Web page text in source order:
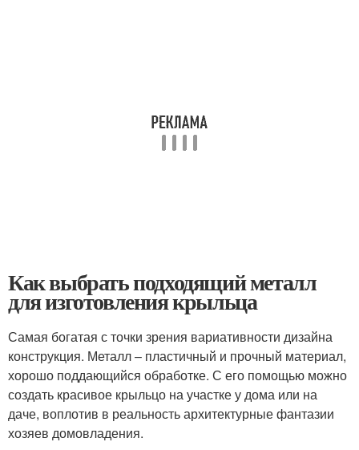
Как выбрать подходящий металл
для изготовления крыльца
Самая богатая с точки зрения вариативности дизайна
конструкция. Металл – пластичный и прочный материал,
хорошо поддающийся обработке. С его помощью можно
создать красивое крыльцо на участке у дома или на
даче, воплотив в реальность архитектурные фантазии
хозяев домовладения.